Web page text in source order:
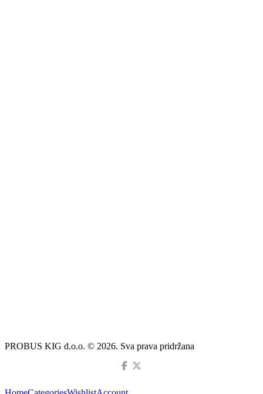
PROBUS KIG d.o.o. © 2026. Sva prava pridržana